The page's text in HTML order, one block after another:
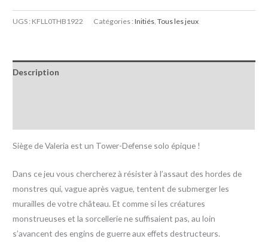
UGS : KFLL0THB1922 Catégories :Initiés ,Tous les jeux
Description
Siège de Valeria est un Tower-Defense solo épique !
Dans ce jeu vous chercherez à résister à l’assaut des hordes de
monstres qui, vague après vague, tentent de submerger les
murailles de votre château. Et comme si les créatures
monstrueuses et la sorcellerie ne suffisaient pas, au loin
s’avancent des engins de guerre aux effets destructeurs.